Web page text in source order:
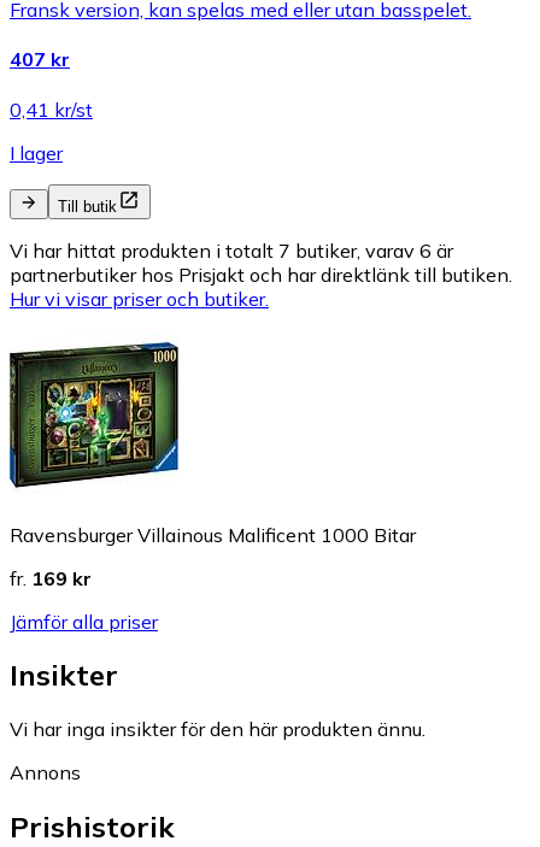
Fransk version, kan spelas med eller utan basspelet.
407 kr
0,41 kr/st
I lager
Till butik
Vi har hittat produkten i totalt 7 butiker, varav 6 är
partnerbutiker hos Prisjakt och har direktlänk till butiken.
Hur vi visar priser och butiker.
Ravensburger Villainous Malificent 1000 Bitar
fr. 169 kr
Jämför alla priser
Insikter
Vi har inga insikter för den här produkten ännu.
Annons
Prishistorik